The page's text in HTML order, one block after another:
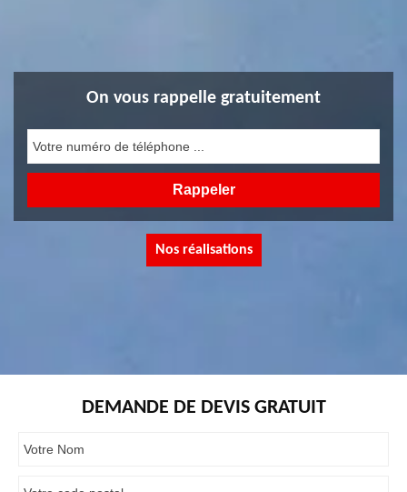
On vous rappelle gratuitement
Nos réalisations
DEMANDE DE DEVIS GRATUIT